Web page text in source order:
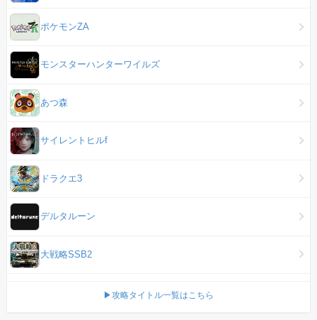
ポケモンZA
モンスターハンターワイルズ
あつ森
サイレントヒルf
ドラクエ3
デルタルーン
大戦略SSB2
▶攻略タイトル一覧はこちら